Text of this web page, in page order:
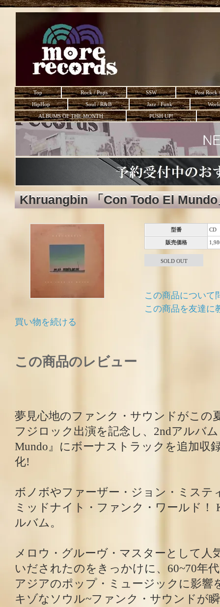
Top Rock / Pops SSW
Post Rock
HipHop
Soul / R&B Jazz / Funk
ALBUMS OF THE MONTH
PUSH UP!
Khruangbin 「Con Todo El Mundo
型番 CD
販売価格
SOLD OUT
この商品について
この商品を友達に
買い物を続ける
この商品のレビュー
夢見心地のファンク・サウンドがこの
フジロック出演を記念し、2ndアルバム
Mundo』にボーナストラックを追加収
化!
ボノボやファーザー・ジョン・ミステ
ミッドナイト・ファンク・ワールド！
ルバム。
メロウ・グルーヴ・マスターとして人
いだされたのをきっかけに、60~70年
アジアのポップ・ミュージックに影響
キゾなソウル~ファンク・サウンドが